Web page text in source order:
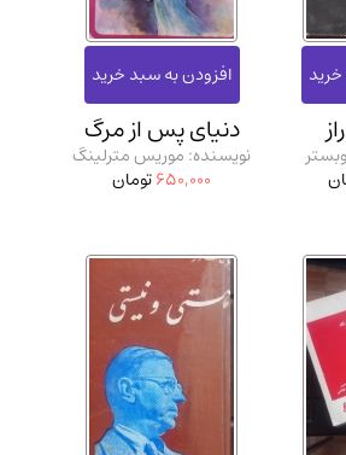
(23)
دنیای پس از مرگ
نویسنده: موریس مترلینگ
650,000تومان